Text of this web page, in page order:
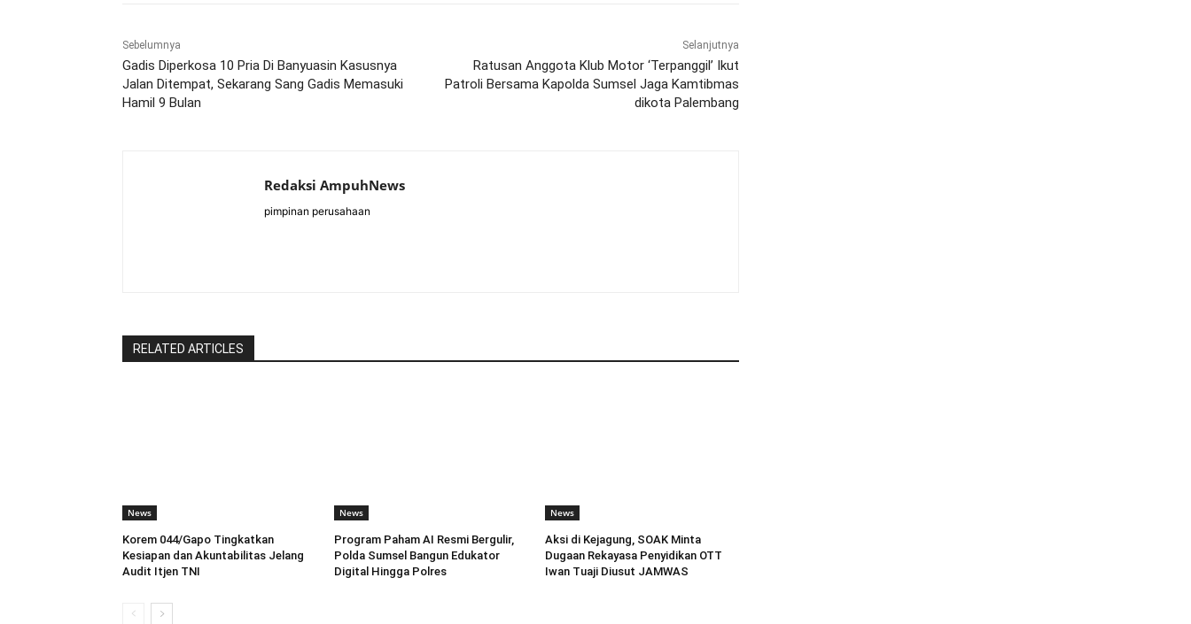
Sebelumnya
Gadis Diperkosa 10 Pria Di Banyuasin Kasusnya
Jalan Ditempat, Sekarang Sang Gadis Memasuki
Hamil 9 Bulan
Selanjutnya
Ratusan Anggota Klub Motor ‘Terpanggil’ Ikut
Patroli Bersama Kapolda Sumsel Jaga Kamtibmas
dikota Palembang
Redaksi AmpuhNews
pimpinan perusahaan
RELATED ARTICLES
News
Korem 044/Gapo Tingkatkan
Kesiapan dan Akuntabilitas Jelang
Audit Itjen TNI
News
Program Paham AI Resmi Bergulir,
Polda Sumsel Bangun Edukator
Digital Hingga Polres
News
Aksi di Kejagung, SOAK Minta
Dugaan Rekayasa Penyidikan OTT
Iwan Tuaji Diusut JAMWAS